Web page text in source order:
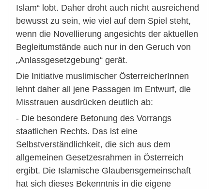
Islam“ lobt. Daher droht auch nicht ausreichend
bewusst zu sein, wie viel auf dem Spiel steht,
wenn die Novellierung angesichts der aktuellen
Begleitumstände auch nur in den Geruch von
„Anlassgesetzgebung“ gerät.
Die Initiative muslimischer ÖsterreicherInnen
lehnt daher all jene Passagen im Entwurf, die
Misstrauen ausdrücken deutlich ab:
- Die besondere Betonung des Vorrangs
staatlichen Rechts. Das ist eine
Selbstverständlichkeit, die sich aus dem
allgemeinen Gesetzesrahmen in Österreich
ergibt. Die Islamische Glaubensgemeinschaft
hat sich dieses Bekenntnis in die eigene